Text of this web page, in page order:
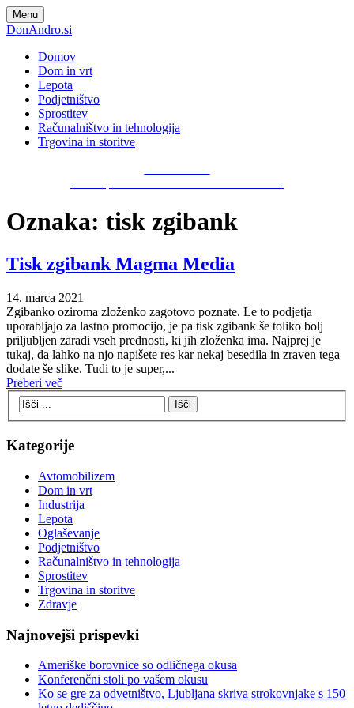
Skip
to
Menu
DonAndro.si
Domov
Dom in vrt
Lepota
Podjetništvo
Sprostitev
Računalništvo in tehnologija
Trgovina in storitve
Oznaka: tisk zgibank
Tisk zgibank Magma Media
14. marca 2021
Zgibanko oziroma zloženko zagotovo poznate. Le to podjetja
uporabljajo za lastno promocijo, je pa tisk zgibank še toliko bolj
priljubljen zaradi vseh prednosti, ki jih zloženka ima. Najprej je
tukaj, da lahko na njo napišete res kar nekaj besedila in zraven tega
dodate še slike. Tudi to je super,...
Preberi več
Kategorije
Avtomobilizem
Dom in vrt
Industrija
Lepota
Oglaševanje
Podjetništvo
Računalništvo in tehnologija
Sprostitev
Trgovina in storitve
Zdravje
Najnovejši prispevki
Ameriške borovnice so odličnega okusa
Konferenčni stoli po vašem okusu
Ko se gre za odvetništvo, Ljubljana skriva strokovnjake s 150